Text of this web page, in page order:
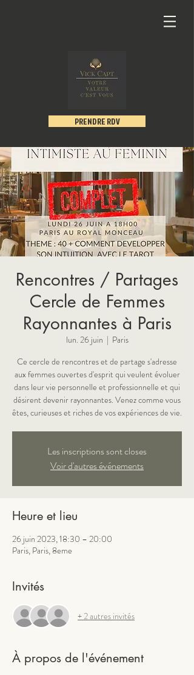
PRENDRE RDV
Rencontres / Partages
Cercle de Femmes
Rayonnantes à Paris
lun. 26 juin
  |
Paris
Ce cercle de rencontres et de partage s'adresse
aux femmes ouvertes d'esprit qui veulent évoluer
dans leur vie personnelle et professionnelle et qui
désirent devenir rayonnantes. Venez comme vous
Les inscriptions sont closes
Voir d'autres événements
Heure et lieu
26 juin 2023, 18:30 – 20:00
Paris, Paris, 8eme
Invités
+ 2 autres invités
À propos de l'événement